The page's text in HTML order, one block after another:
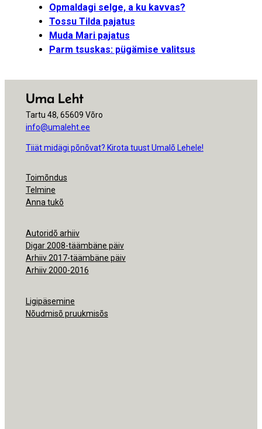
Opmaldagi selge, a ku kavvas?
Tossu Tilda pajatus
Muda Mari pajatus
Parm tsuskas: pügämise valitsus
Uma Leht
Tartu 48, 65609 Võro
info@umaleht.ee
Tiiät midägi põnõvat? Kirota tuust Umalõ Lehele!
Toimõndus
Telmine
Anna tukõ
Autoridõ arhiiv
Digar 2008-täämbäne päiv
Arhiiv 2017-täämbäne päiv
Arhiiv 2000-2016
Ligipäsemine
Nõudmisõ pruukmisõs